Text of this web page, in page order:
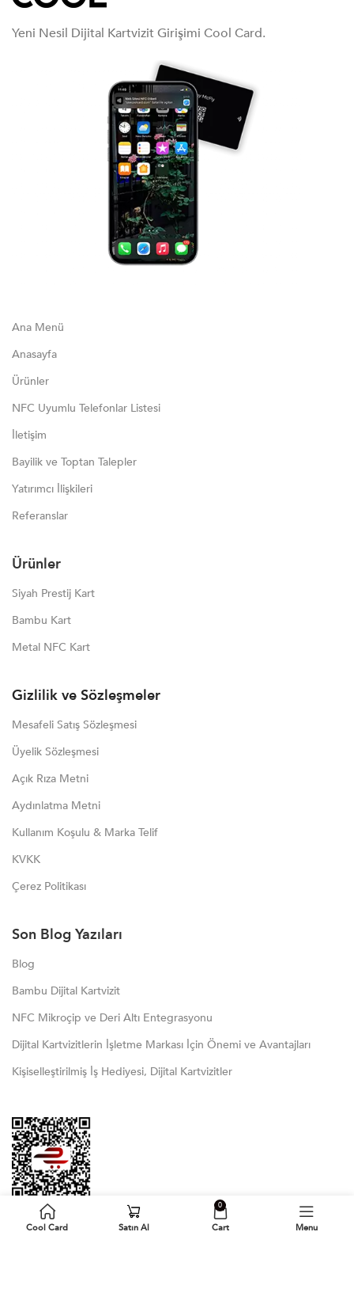
Yeni Nesil Dijital Kartvizit Girişimi Cool Card.
Ana Menü
Anasayfa
Ürünler
NFC Uyumlu Telefonlar Listesi
İletişim
Bayilik ve Toptan Talepler
Yatırımcı İlişkileri
Referanslar
Ürünler
Siyah Prestij Kart
Bambu Kart
Metal NFC Kart
Gizlilik ve Sözleşmeler
Mesafeli Satış Sözleşmesi
Üyelik Sözleşmesi
Açık Rıza Metni
Aydınlatma Metni
Kullanım Koşulu & Marka Telif
KVKK
Çerez Politikası
Son Blog Yazıları
Blog
Bambu Dijital Kartvizit
NFC Mikroçip ve Deri Altı Entegrasyonu
Dijital Kartvizitlerin İşletme Markası İçin Önemi ve Avantajları
Kişiselleştirilmiş İş Hediyesi, Dijital Kartvizitler
Cool Card Satın Al
0
Cart Menu